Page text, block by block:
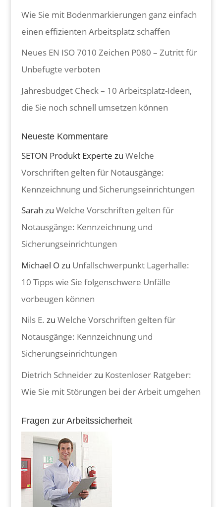
Wie Sie mit Bodenmarkierungen ganz einfach
einen effizienten Arbeitsplatz schaffen
Neues EN ISO 7010 Zeichen P080 – Zutritt für
Unbefugte verboten
Jahresbudget Check – 10 Arbeitsplatz-Ideen,
die Sie noch schnell umsetzen können
Neueste Kommentare
SETON Produkt Experte zu Welche
Vorschriften gelten für Notausgänge:
Kennzeichnung und Sicherungseinrichtungen
Sarah zu Welche Vorschriften gelten für
Notausgänge: Kennzeichnung und
Sicherungseinrichtungen
Michael Ozu Unfallschwerpunkt Lagerhalle:
10 Tipps wie Sie folgenschwere Unfälle
vorbeugen können
Nils E. zu Welche Vorschriften gelten für
Notausgänge: Kennzeichnung und
Sicherungseinrichtungen
Dietrich Schneiderzu Kostenloser Ratgeber:
Wie Sie mit Störungen bei der Arbeit umgehen
Fragen zur Arbeitssicherheit